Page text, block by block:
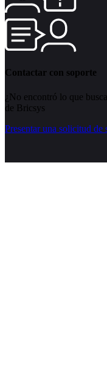
Contactar con soporte
¿No encontró lo que
de Bricsys
Presentar una solicitud de